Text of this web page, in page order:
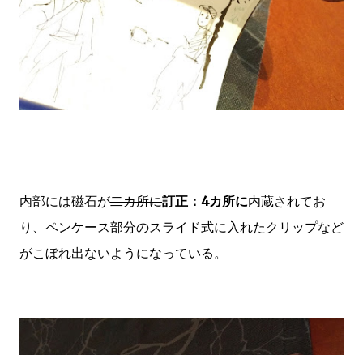
内部には磁石が二カ所に訂正：4カ所に内蔵されてお
り、ペンケース部分のスライド式に入れたクリップなど
がこぼれ出ないようになっている。